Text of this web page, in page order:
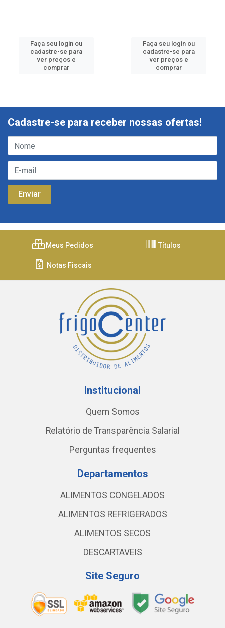
Faça seu login ou
cadastre-se para
ver preços e
comprar
Faça seu login ou
cadastre-se para
ver preços e
comprar
Cadastre-se para receber nossas ofertas!
Meus Pedidos Títulos
Notas Fiscais
Institucional
Quem Somos
Relatório de Transparência Salarial
Perguntas frequentes
Departamentos
ALIMENTOS CONGELADOS
ALIMENTOS REFRIGERADOS
ALIMENTOS SECOS
DESCARTAVEIS
Site Seguro